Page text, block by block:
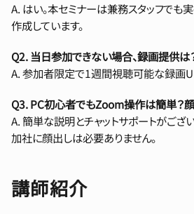
A. はい。本セミナーは兼務スタッフでも
作成しています。
Q2. 当日参加できない場合、録画提供は
A. 参加者限定で1週間視聴可能な録画
Q3. PC初心者でもZoom操作は簡単？
A. 簡単な説明とチャットサポートがござ
加社に顔出しは必要ありません。
講師紹介